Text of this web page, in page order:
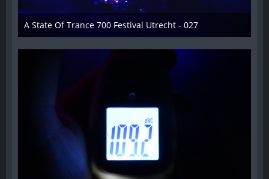
A State Of Trance 700 Festival Utrecht - 027
26. Februar 2015